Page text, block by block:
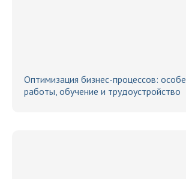
Оптимизация бизнес-процессов:
работы, обучение и трудоустройство